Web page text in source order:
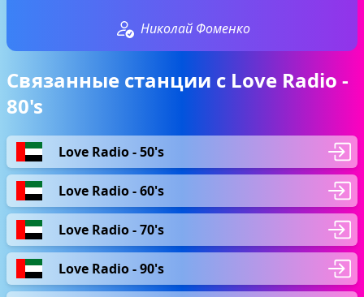
Николай Фоменко
Связанные станции с Love Radio -
80's
Love Radio - 50's
Love Radio - 60's
Love Radio - 70's
Love Radio - 90's